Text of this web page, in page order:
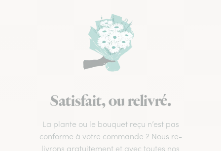
Satisfait, ou relivré.
La plante ou le bouquet reçu n’est pas
conforme à votre commande ? Nous re-
livrons gratuitement et avec toutes nos